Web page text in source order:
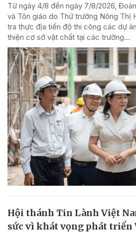
Từ ngày 4/8 đến ngày 7/8/2026,
và Tôn giáo do Thứ trưởng Nông Thị
tra thực địa tiến độ thi công các dự
thiện cơ sở vật chất tại các trường...
Hội thánh Tin Lành Việt
sức vì khát vọng phát triển